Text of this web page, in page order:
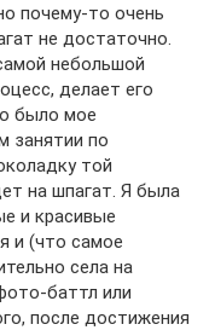
почему-то очень
не достаточно.
небольшой
делает его
было мое
занятии по
той
на шпагат. Я была
и красивые
и (что самое
села на
баттл или
после достижения